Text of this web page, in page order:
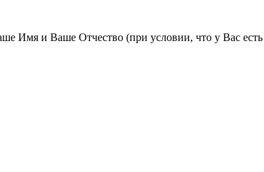
и Ваше Отчество (при условии, что у Вас есть